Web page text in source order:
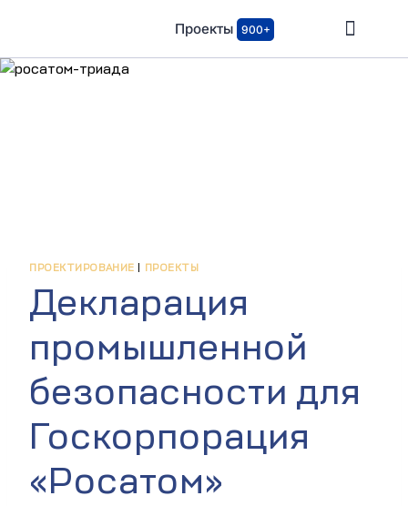
Проекты 900+
ПРОЕКТИРОВАНИЕ | ПРОЕКТЫ
Декларация
промышленной
безопасности для
Госкорпорация
«Росатом»